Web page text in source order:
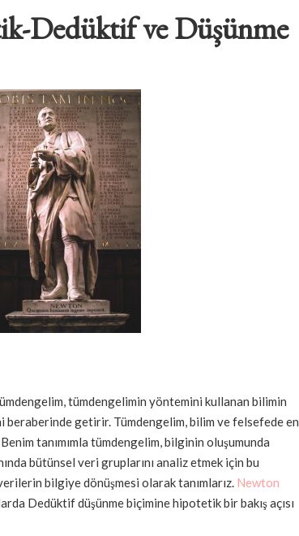
Dedüktif ve Düşünme
tümdengelimin yöntemini kullanan bilimin
beraberinde getirir. Tümdengelim, bilim ve felsefede en
tanımımla tümdengelim, bilginin oluşumunda
bütünsel veri gruplarını analiz etmek için bu
bilgiye dönüşmesi olarak tanımlarız. Newton
Dedüktif düşünme biçimine hipotetik bir bakış açısı